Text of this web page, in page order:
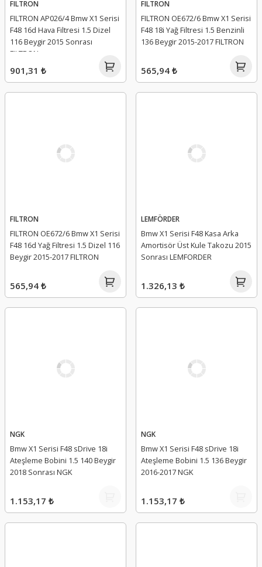
FILTRON
FILTRON AP026/4 Bmw X1 Serisi
F48 16d Hava Filtresi 1.5 Dizel
116 Beygir 2015 Sonrası
FILTRON
901,31 ₺
FILTRON
FILTRON OE672/6 Bmw X1 Serisi
F48 18i Yağ Filtresi 1.5 Benzinli
136 Beygir 2015-2017 FILTRON
565,94 ₺
FILTRON
FILTRON OE672/6 Bmw X1 Serisi
F48 16d Yağ Filtresi 1.5 Dizel 116
Beygir 2015-2017 FILTRON
565,94 ₺
LEMFÖRDER
Bmw X1 Serisi F48 Kasa Arka
Amortisör Üst Kule Takozu 2015
Sonrası LEMFORDER
1.326,13 ₺
NGK
Bmw X1 Serisi F48 sDrive 18i
Ateşleme Bobini 1.5 140 Beygir
2018 Sonrası NGK
1.153,17 ₺
NGK
Bmw X1 Serisi F48 sDrive 18i
Ateşleme Bobini 1.5 136 Beygir
2016-2017 NGK
1.153,17 ₺